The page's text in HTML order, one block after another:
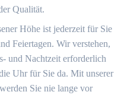
Qualität.
Höhe ist jederzeit für Sie
Feiertagen. Wir verstehen,
und Nachtzeit erforderlich
Uhr für Sie da. Mit unserer
Sie nie lange vor